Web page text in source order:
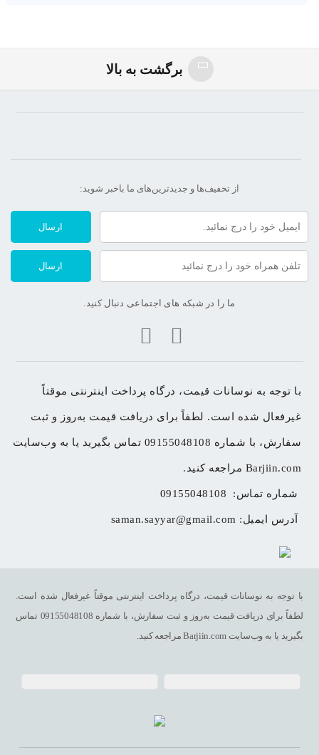
برگشت به بالا
از تخفیف‌ها و جدیدترین‌های ما‌ باخبر شوید:
ارسال
ارسال
ما را در شبکه های اجتماعی دنبال کنید.
Barjiin.com مراجعه کنید.
شماره تماس: 09155048108
آدرس ایمیل: saman.sayyar@gmail.com
با توجه به نوسانات قیمت، درگاه پرداخت اینترنتی موقتاً غیرفعال شده است.
لطفاً برای دریافت قیمت به‌روز و ثبت سفارش، با شماره 09155048108 تماس
بگیرید یا به وب‌سایت Barjiin.com مراجعه کنید.